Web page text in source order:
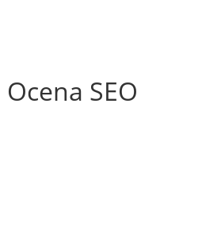
Ocena SEO